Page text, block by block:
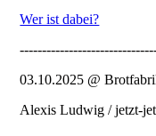
Wer ist dabei?
03.10.2025 @
Alexis Ludwig / jetzt-